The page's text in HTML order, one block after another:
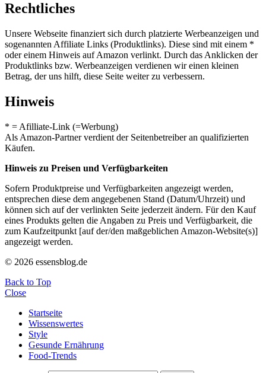
Rechtliches
Unsere Webseite finanziert sich durch platzierte Werbeanzeigen und
sogenannten Affiliate Links (Produktlinks). Diese sind mit einem *
oder einem Hinweis auf Amazon verlinkt. Durch das Anklicken der
Produktlinks bzw. Werbeanzeigen verdienen wir einen kleinen
Betrag, der uns hilft, diese Seite weiter zu verbessern.
Hinweis
* = Afilliate-Link (=Werbung)
Als Amazon-Partner verdient der Seitenbetreiber an qualifizierten
Käufen.
Hinweis zu Preisen und Verfügbarkeiten
Sofern Produktpreise und Verfügbarkeiten angezeigt werden,
entsprechen diese dem angegebenen Stand (Datum/Uhrzeit) und
können sich auf der verlinkten Seite jederzeit ändern. Für den Kauf
eines Produkts gelten die Angaben zu Preis und Verfügbarkeit, die
zum Kaufzeitpunkt [auf der/den maßgeblichen Amazon-Website(s)]
angezeigt werden.
© 2026 essensblog.de
Back to Top
Close
Startseite
Wissenswertes
Style
Gesunde Ernährung
Food-Trends